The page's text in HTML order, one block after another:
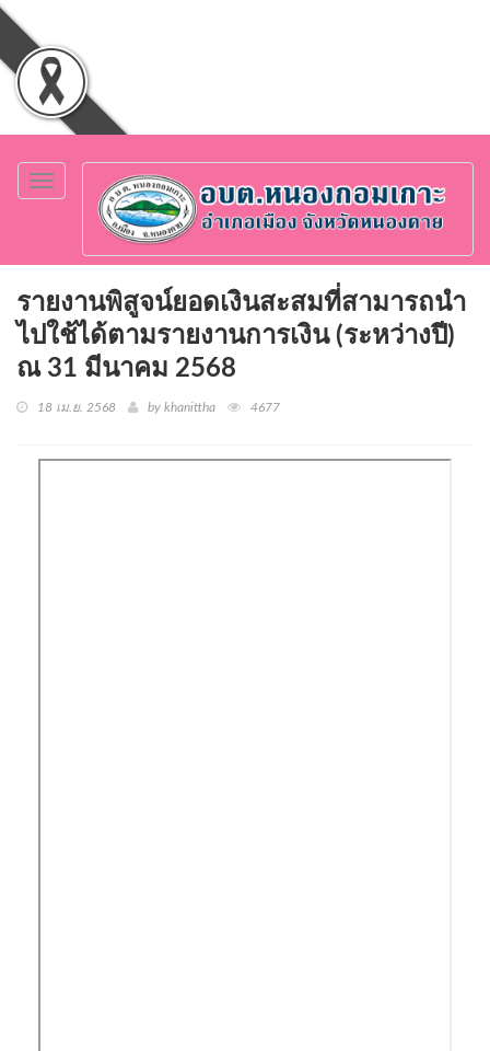
Toggle
navigation
รายงานพิสูจน์ยอดเงินสะสมที่สามารถนำ
ไปใช้ได้ตามรายงานการเงิน (ระหว่างปี)
ณ 31 มีนาคม 2568
18 เม.ย. 2568 by khanittha 4677